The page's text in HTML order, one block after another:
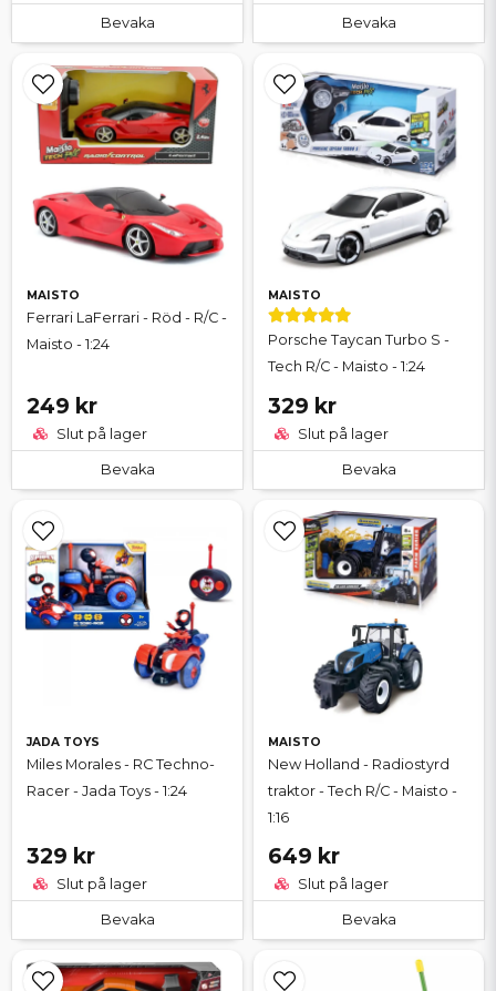
Bevaka Bevaka
MAISTO
Ferrari LaFerrari - Röd - R/C -
Maisto - 1:24
249 kr
Slut på lager
Bevaka
MAISTO
Porsche Taycan Turbo S -
Tech R/C - Maisto - 1:24
329 kr
Slut på lager
Bevaka
JADA TOYS
Miles Morales - RC Techno-
Racer - Jada Toys - 1:24
329 kr
Slut på lager
Bevaka
MAISTO
New Holland - Radiostyrd
traktor - Tech R/C - Maisto -
1:16
649 kr
Slut på lager
Bevaka